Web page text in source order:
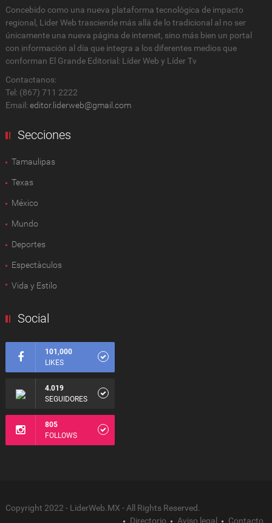
Concebido como una nueva plataforma tecnológica de impacto
regional, Lider Web trasciende más allá de lo tradicional al no ser
únicamente una nueva página de internet, sino más bien un portal
con información al día que integra a los diferentes medios que
conforman El Grande Editorial: Líder Web y Líder Tv
Contactanos:
Tel: (867) 711 2222
Email: editor.liderweb@gmail.com
Secciones
Tamaulipas
Texas
México
Mundo
Deportes
Espectàculos
Vida y Estilo
Social
101,000
LIKES
4.019
SEGUIDORES
805
FOLLOWS
Copyright 2022 - LiderWeb.MX - All Rights Reserved.
Directorio
Aviso legal Contacto